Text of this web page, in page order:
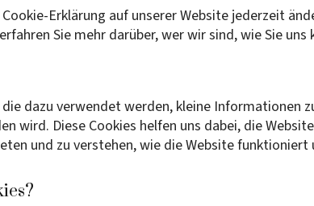
Erklärung auf unserer Website jederzeit
Sie mehr darüber, wer wir sind, wie Sie
dazu verwendet werden, kleine Informationen
wird. Diese Cookies helfen uns dabei, die
und zu verstehen, wie die Website